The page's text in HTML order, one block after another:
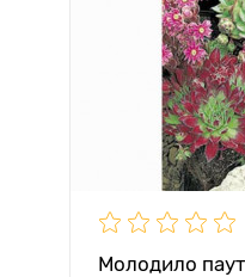
Молодило